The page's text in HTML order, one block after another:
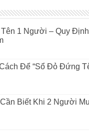
1 Người – Quy
Để “Sổ Đỏ Đứng
Biết Khi 2 Người